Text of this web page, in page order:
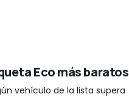
Eco más baratos
vehículo de la lista supera